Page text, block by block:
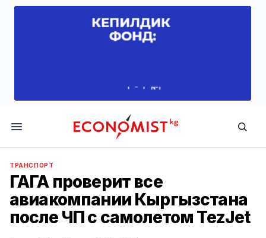
Economist.kg
ТРАНСПОРТ
ГАГА проверит все
авиакомпании Кыргызстана
после ЧП с самолетом TezJet